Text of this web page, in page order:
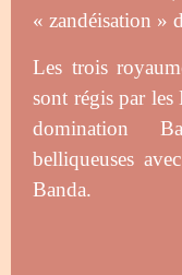
« zandéisation »
Les trois
sont régis par les
domination
belliqueuses
Banda.